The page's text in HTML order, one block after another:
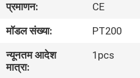
बारे
में
प्रमाणन:
CE
मॉडल संख्या:
PT200
न्यूनतम आदेश
मात्रा:
1pcs